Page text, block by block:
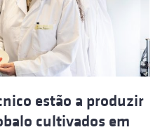
estão a produzir
cultivados em